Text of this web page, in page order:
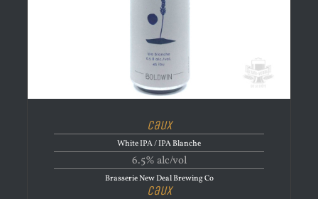
Caux
White IPA / IPA Blanche
6.5% alc/vol
Brasserie New Deal Brewing Co
Caux